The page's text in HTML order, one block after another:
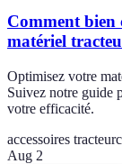
Comment bien
matériel
Optimisez votre
Suivez notre guide
votre efficacité.
accessoires tracteur
Aug 2